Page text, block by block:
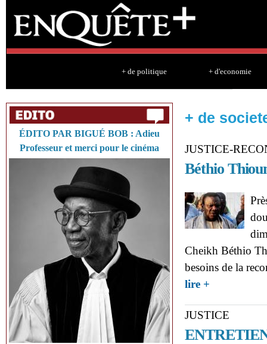
+ de politique + d'economie
ÉDITO PAR BIGUÉ BOB : Adieu
Professeur et merci pour le cinéma
+ de
JUSTICE-
Béthio
Cheikh Béthio
besoins de la
lire +
JUSTICE